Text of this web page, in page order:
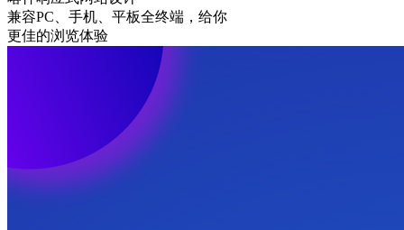
兼容PC、手机、平板全终端，给你
更佳的浏览体验